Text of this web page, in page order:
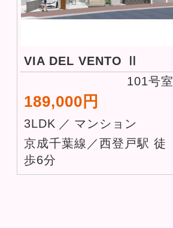
VIA DEL VENTO Ⅱ
101号室
189,000円
3LDK ／ マンション
京成千葉線／西登戸駅 徒
歩6分